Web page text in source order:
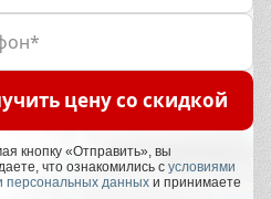
цену со скидкой
кнопку «Отправить», вы
что ознакомились с условиями
персональных данных и принимаете